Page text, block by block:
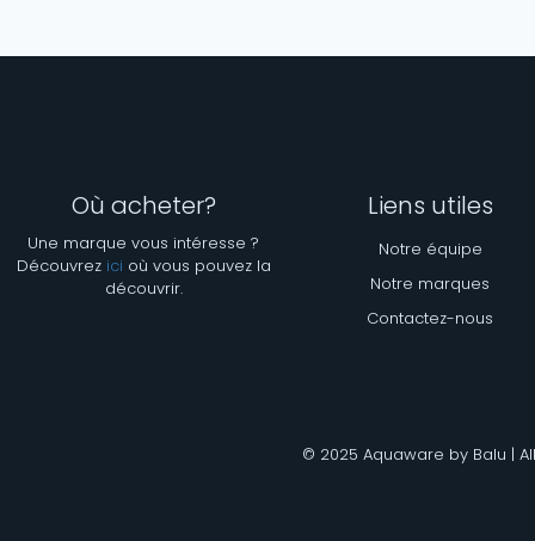
Où acheter?
Une marque vous intéresse ?
Découvrez ici où vous pouvez la
découvrir.
Liens utiles
Notre équipe
Notre marques
Contactez-nous
© 2025 Aquaware by Balu |